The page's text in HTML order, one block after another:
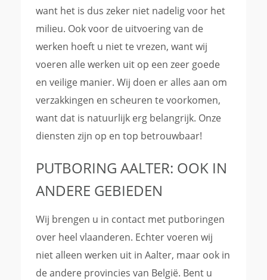
want het is dus zeker niet nadelig voor het
milieu. Ook voor de uitvoering van de
werken hoeft u niet te vrezen, want wij
voeren alle werken uit op een zeer goede
en veilige manier. Wij doen er alles aan om
verzakkingen en scheuren te voorkomen,
want dat is natuurlijk erg belangrijk. Onze
diensten zijn op en top betrouwbaar!
PUTBORING AALTER: OOK IN
ANDERE GEBIEDEN
Wij brengen u in contact met putboringen
over heel vlaanderen. Echter voeren wij
niet alleen werken uit in Aalter, maar ook in
de andere provincies van België. Bent u